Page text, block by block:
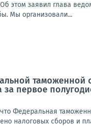
этом заявил глава
Мы организовали...
первое
Федеральная
налоговых сборов и